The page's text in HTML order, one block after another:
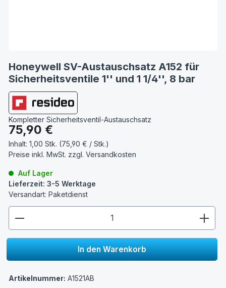
Honeywell SV-Austauschsatz A152 für
Sicherheitsventile 1'' und 1 1/4'', 8 bar
Kompletter Sicherheitsventil-Austauschsatz
Regulärer Preis:
75,90 €
Inhalt: 1,00 Stk. (75,90 € / Stk.)
Preise inkl. MwSt. zzgl. Versandkosten
Auf Lager
Lieferzeit: 3-5 Werktage
Versandart: Paketdienst
In den Warenkorb
Artikelnummer: A1521AB